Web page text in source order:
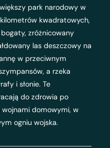
park narodowy w
kwadratowych,
zróżnicowany
las deszczowy na
w przeciwnym
a rzeka
i słonie. Te
do zdrowia po
domowymi, w
ogniu wojska.